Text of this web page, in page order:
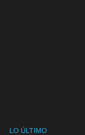
LO ÚLTIMO